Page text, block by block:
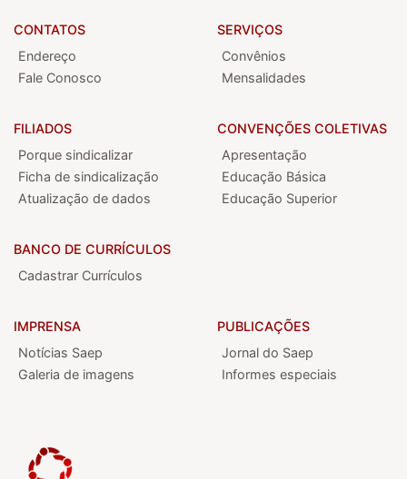
CONTATOS
Endereço
Fale Conosco
SERVIÇOS
Convênios
Mensalidades
FILIADOS
Porque sindicalizar
Ficha de sindicalização
Atualização de dados
BANCO DE CURRÍCULOS
Cadastrar Currículos
CONVENÇÕES COLETIVAS
Apresentação
Educação Básica
Educação Superior
IMPRENSA
Notícias Saep
Galeria de imagens
PUBLICAÇÕES
Jornal do Saep
Informes especiais